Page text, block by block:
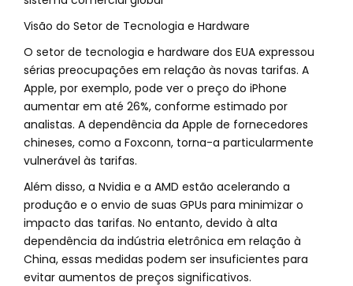
Visão do Setor de Tecnologia e Hardware
O setor de tecnologia e hardware dos EUA expressou
sérias preocupações em relação às novas tarifas. A
Apple, por exemplo, pode ver o preço do iPhone
aumentar em até 26%, conforme estimado por
analistas. A dependência da Apple de fornecedores
chineses, como a Foxconn, torna-a particularmente
vulnerável às tarifas.
Além disso, a Nvidia e a AMD estão acelerando a
produção e o envio de suas GPUs para minimizar o
impacto das tarifas. No entanto, devido à alta
dependência da indústria eletrônica em relação à
China, essas medidas podem ser insuficientes para
evitar aumentos de preços significativos.